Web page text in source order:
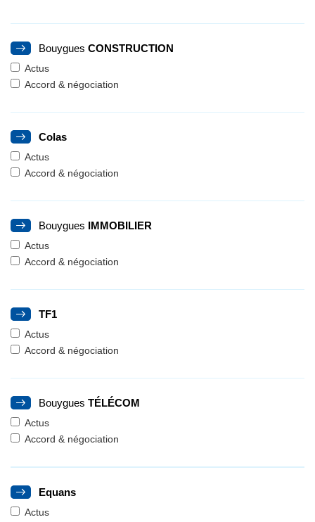
Bouygues CONSTRUCTION
Actus
Accord & négociation
Colas
Actus
Accord & négociation
Bouygues IMMOBILIER
Actus
Accord & négociation
TF1
Actus
Accord & négociation
Bouygues TÉLÉCOM
Actus
Accord & négociation
Equans
Actus